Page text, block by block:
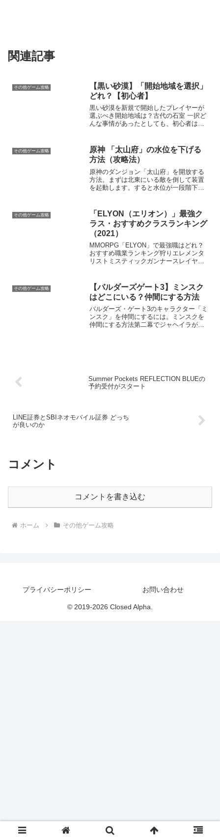
関連記事
その他ゲーム攻略
【黒い砂漠】「開始地域を選択」
どれ？【初心者】
黒い砂漠を新規で開始したプレイヤーが
選ぶべき開始地域は？古代の石室 一択ど
んな事情があったとしても、初心者は
わかりません。したがって、初心者プレ
イヤーは古代の石室を選び...
その他ゲーム攻略
原神 「太山府」の水位を下げる
方法（攻略法）
原神のダンジョン「太山府」を開放する
方法。まずは北東にいる敵を倒して装置
を起動します。すると水位が一段階下が
灯籠まで運ぶ必要があります。周囲の岩
場に黄色く光る岩がありま...
その他ゲーム攻略
「ELYON（エリオン）」最強ク
ラス・おすすめクラスランキング
（2021）
MMORPG「ELYON」で最強職はどれ？
おすすめ職業ランキング狩りエレメンタ
リストミスティックガンナースレイヤー
ヤーアサシンガンナーオープンワールド
PvP（PK）アサ...
その他ゲーム攻略
【バルダーズゲート3】ミンスク
はどこにいる？仲間にする方法
バルダーズ・ゲート3のキャラクター「ミ
ンスク」を仲間にするには。ミンスクを
仲間にする方法第二幕でジャヘイラが仲
Summer Pockets REFLECTION BLUEの
予約受付がスタート
LINE証券とSBIネオモバイル証券 どっち
が良いのか
コメント
コメントを書き込む
ホーム その他ゲーム攻略
プライバシーポリシー お問い合わせ
© 2019-2026 Closed Alpha.